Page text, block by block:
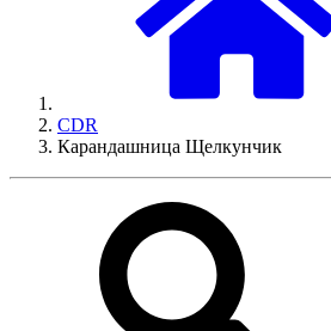
CDR
Карандашница Щелкунчик